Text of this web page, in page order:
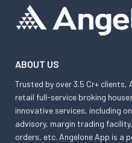
ABOUT US
Trusted by over 3.5 Cr+ clients,
retail full-service broking
innovative services, including
advisory, margin trading
orders, etc. Angelone App is a